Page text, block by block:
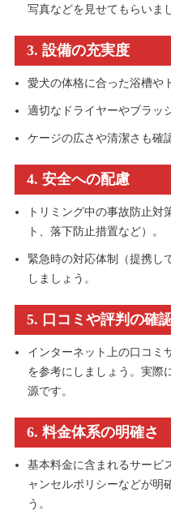
写真などを見せてもらいま
3. 設備の充実度
愛犬の体格に合った浴槽や
適切なドライヤーやブラッ
ケージの広さや清潔さも確
4. 安全への配慮
トリミング中の事故防止対
ト、落下防止措置など）。
緊急時の対応体制（提携し
しましょう。
5. 口コミや評判の確
インターネット上の口コミ
を参考にしましょう。実際
源です。
6. 料金体系の明確さ
基本料金に含まれるサービ
ャンセルポリシーなどが明
う。